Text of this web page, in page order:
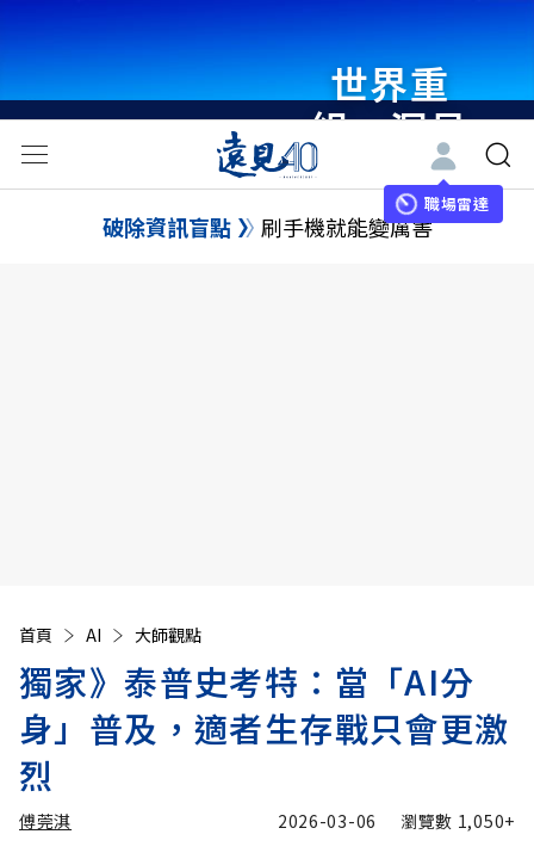
世界重
組・洞見
未來 與
世界領袖
職場雷達
破除資訊盲點 刷手機就能變厲害
首頁 AI 大師觀點
獨家》泰普史考特：當「AI分
身」普及，適者生存戰只會更激
烈
傅莞淇 2026-03-06 瀏覽數 1,050+